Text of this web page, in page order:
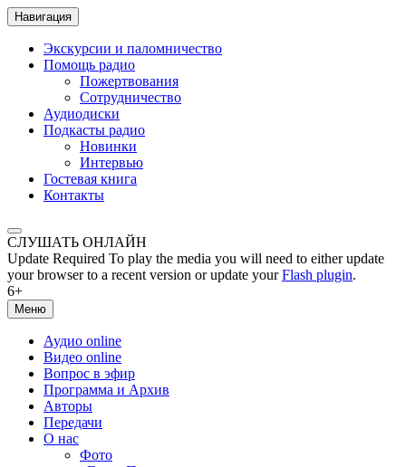
Навигация
Экскурсии и паломничество
Помощь радио
Пожертвования
Сотрудничество
Аудиодиски
Подкасты радио
Новинки
Интервью
Гостевая книга
Контакты
СЛУШАТЬ ОНЛАЙН
Update Required To play the media you will need to either update
your browser to a recent version or update yourFlash plugin.
6+
Меню
Аудио online
Видео online
Вопрос в эфир
Программа и Архив
Авторы
Передачи
О нас
Фото